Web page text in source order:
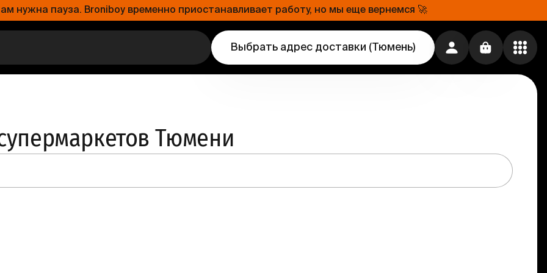
нужна пауза. Broniboy временно приостанавливает работу, но мы еще вернемся 🚀
Выбрать адрес доставки (Тюмень)
Тюмени